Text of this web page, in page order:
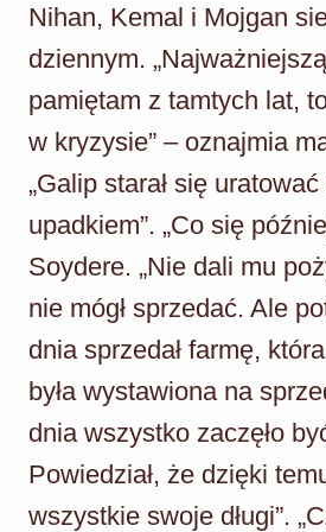
Nihan, Kemal i Mojgan
dziennym.
pamiętam z tamtych lat,
w kryzysie” – oznajmia
„Galip starał się uratować
upadkiem”. „Co się
Soydere. „Nie dali mu
nie mógł sprzedać. Ale
dnia sprzedał farmę,
była wystawiona na
dnia wszystko zaczęło
Powiedział, że dzięki
wszystkie swoje długi”.